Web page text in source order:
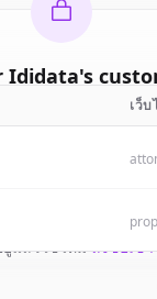
Ididata's
view all
trial credits
แล้วใช่ไหมลงชื่อเข้
เว็